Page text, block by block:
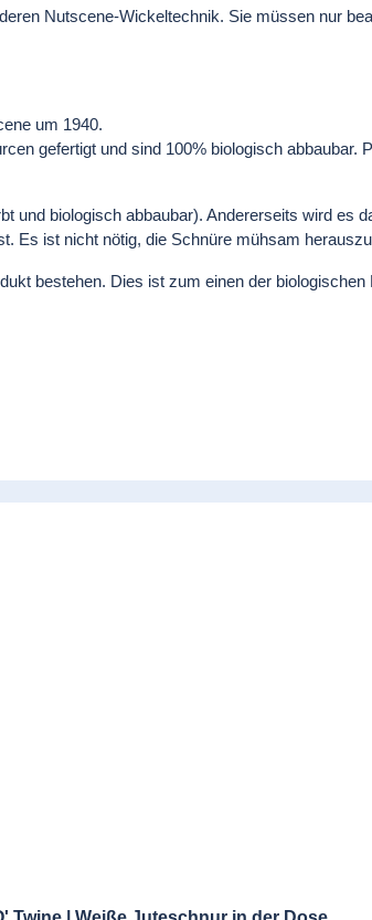
Nutscene-Wickeltechnik. Sie müssen nur
um 1940.
gefertigt und sind 100% biologisch abbaubar.
und biologisch abbaubar). Andererseits wird es
Es ist nicht nötig, die Schnüre mühsam
bestehen. Dies ist zum einen der